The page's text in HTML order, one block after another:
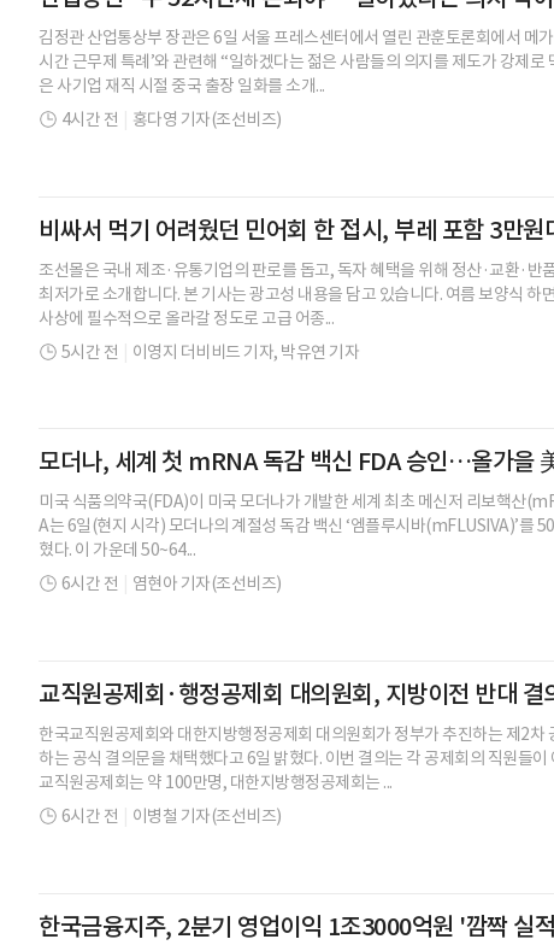
김정관 산업통상부 장관은 6일 서울 프레스센터에서 열린 관훈토론회에서 메
시간 근무제 특례’와 관련해 “일하겠다는 젊은 사람들의 의지를 제도가 강제로
은 사기업 재직 시절 중국 출장 일화를 소개...
4시간 전
홍다영 기자(조선비즈)
비싸서 먹기 어려웠던 민어회 한 접시, 부레 포함 3만원
조선몰은 국내 제조·유통기업의 판로를 돕고, 독자 혜택을 위해 정산·교환·반
최저가로 소개합니다. 본 기사는 광고성 내용을 담고 있습니다. 여름 보양식 하
사상에 필수적으로 올라갈 정도로 고급 어종...
5시간 전
이영지 더비비드 기자, 박유연 기자
모더나, 세계 첫 mRNA 독감 백신 FDA 승인…올가을
미국 식품의약국(FDA)이 미국 모더나가 개발한 세계 최초 메신저 리보핵산
A는 6일(현지 시각) 모더나의 계절성 독감 백신 ‘엠플루시바(mFLUSIVA)’를
혔다. 이 가운데 50~64...
6시간 전
염현아 기자(조선비즈)
교직원공제회·행정공제회 대의원회, 지방이전 반대 결
한국교직원공제회와 대한지방행정공제회 대의원회가 정부가 추진하는 제2차
하는 공식 결의문을 채택했다고 6일 밝혔다. 이번 결의는 각 공제회의 직원들
교직원공제회는 약 100만명, 대한지방행정공제회는 ...
6시간 전
이병철 기자(조선비즈)
한국금융지주, 2분기 영업이익 1조3000억원 '깜짝 실